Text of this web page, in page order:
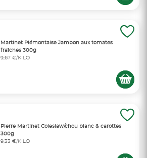
Martinet Piémontaise Jambon aux tomates
fraîches 300g
9,67 €/KILO
Pierre Martinet Coleslaw/chou blanc & carottes
300g
9,33 €/KILO